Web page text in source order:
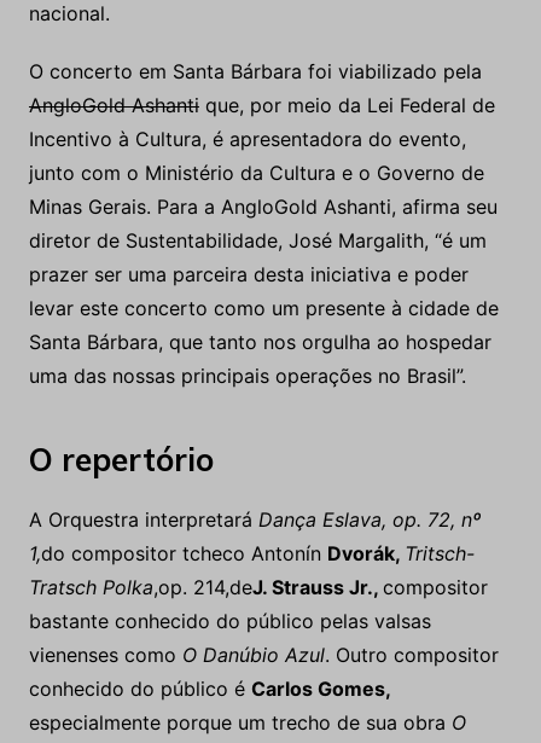
nacional.
O concerto em Santa Bárbara foi viabilizado pela
AngloGold Ashantique, por meio da Lei Federal de
Incentivo à Cultura, é apresentadora do evento,
junto com o Ministério da Cultura e o Governo de
Minas Gerais. Para a AngloGold Ashanti, afirma seu
diretor de Sustentabilidade, José Margalith, “é um
prazer ser uma parceira desta iniciativa e poder
levar este concerto como um presente à cidade de
Santa Bárbara, que tanto nos orgulha ao hospedar
uma das nossas principais operações no Brasil”.
O repertório
A Orquestra interpretará Dança Eslava, op. 72, nº
1,do compositor tcheco Antonín Dvorák, Tritsch-
Tratsch Polka,op. 214,deJ. Strauss Jr., compositor
bastante conhecido do público pelas valsas
vienenses como O Danúbio Azul. Outro compositor
conhecido do público é Carlos Gomes,
especialmente porque um trecho de sua obra O